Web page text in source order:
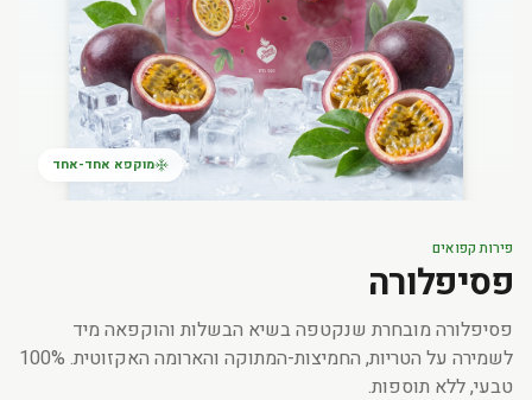
מוקפא אחד-אחד
פירות קפואים
פסיפלורה
פסיפלורה מובחרת שנקטפה בשיא הבשלות והוקפאה מיד
לשמירה על הטריות, החמיצות-המתוקה והארומה האקזוטית. 100%
טבעי, ללא תוספות.